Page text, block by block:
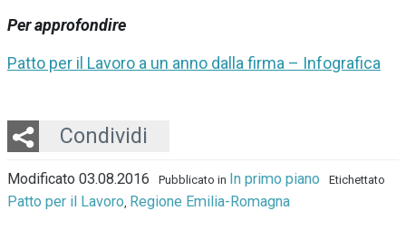
Per approfondire
Patto per il Lavoro a un anno dalla firma – Infografica
Condividi
Twitter
LinkedIn
Email
Whatsapp
Modificato 03.08.2016 Pubblicato in In primo piano Etichettato
Patto per il Lavoro, Regione Emilia-Romagna